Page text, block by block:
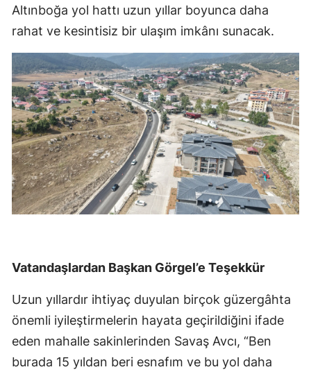
Altınboğa yol hattı uzun yıllar boyunca daha
rahat ve kesintisiz bir ulaşım imkânı sunacak.
Vatandaşlardan Başkan Görgel’e Teşekkür
Uzun yıllardır ihtiyaç duyulan birçok güzergâhta
önemli iyileştirmelerin hayata geçirildiğini ifade
eden mahalle sakinlerinden Savaş Avcı, “Ben
burada 15 yıldan beri esnafım ve bu yol daha